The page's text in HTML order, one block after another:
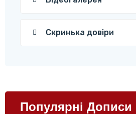
Скринька довіри
Популярні Дописи